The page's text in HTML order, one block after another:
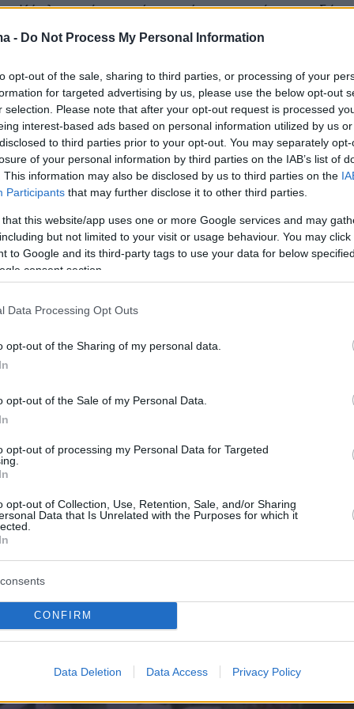
- Do Not Process My Personal Information
opt-out of the sale, sharing to third parties, or processing of your
for targeted advertising by us, please use the below opt-out
selection. Please note that after your opt-out request is processed
interest-based ads based on personal information utilized by us
to third parties prior to your opt-out. You may separately
of your personal information by third parties on the IAB’s list of
This information may also be disclosed by us to third parties on the
Participants that may further disclose it to other third parties.
that this website/app uses one or more Google services and may
but not limited to your visit or usage behaviour. You may
to Google and its third-party tags to use your data for below
consent section.
Data Processing Opt Outs
opt-out of the Sharing of my personal data.
opt-out of the Sale of my Personal Data.
opt-out of processing my Personal Data for Targeted
opt-out of Collection, Use, Retention, Sale, and/or Sharing
Data that Is Unrelated with the Purposes for which it
CONFIRM
Data Deletion Data Access Privacy Policy
Κάρλιν απέτισε φόρο τιμής στη μητέρα του δύο
θάνατό της στο Instagram. «Φραννί. Μαμά.
στο σπίτι της, ενάμιση μήνα πριν από τα 94α
έγραψε δημοσιεύοντας μία σειρά από
της μητέρας του.«Θα δημοσιεύσω περισσότερα
προς το παρόν θέλω απλώς να ευχαριστήσω για
δώρο ενός καλλιτέχνη και ανθρώπου που ήταν
της σε τηλεόραση, θέατρο και κινηματογράφο
η Στερνχάγκεν πρωταγωνίστησε ως η γιαγιά
(Νοα Γουάιλ) στο «ER» και ως η μητέρα του Κλιφ
στο «Cheers», ρόλοι που της χάρισαν δύο
την κακιά μητέρα του Τρέι (Κάιλ ΜακΛάχλαν) και
(Κρίστιν Ντέιβις), στο «Sex and the City», για
μια τρίτη υποψηφιότητα για Emmy. Έπαιξε
«The Closer».